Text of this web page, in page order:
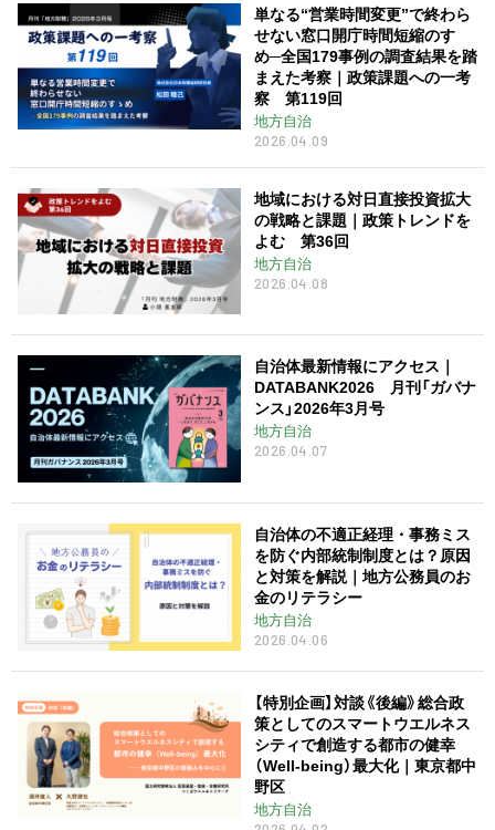
単なる“営業時間変更”で終わら
せない窓口開庁時間短縮のすゝ
め─全国179事例の調査結果を踏
まえた考察｜政策課題への一考
察 第119回
地方自治
2026.04.09
地域における対日直接投資拡大
の戦略と課題｜政策トレンドを
よむ 第36回
地方自治
2026.04.08
自治体最新情報にアクセス｜
DATABANK2026 月刊「ガバナ
ンス」2026年3月号
地方自治
2026.04.07
自治体の不適正経理・事務ミス
を防ぐ内部統制制度とは？原因
と対策を解説｜地方公務員のお
金のリテラシー
地方自治
2026.04.06
【特別企画】対談《後編》総合政
策としてのスマートウエルネス
シティで創造する都市の健幸
（Well-being）最大化｜東京都中
野区
地方自治